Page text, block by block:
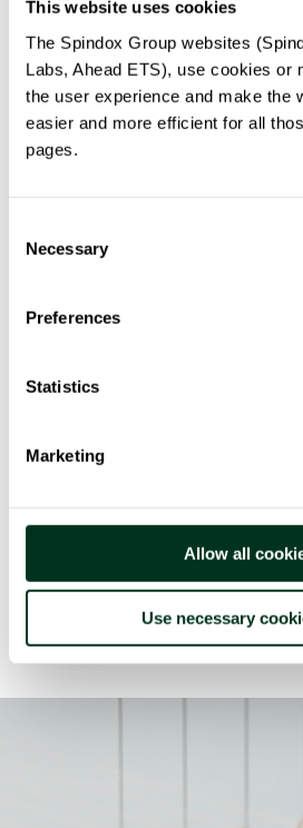
This website uses cookies
The Spindox Group websites
Labs, Ahead ETS), use cookies or
the user experience and make the
easier and more efficient for all
pages.
Selection
Necessary
Preferences
Statistics
Marketing
Allow all
Use necessary
La soluzione realizzata
La soluzione PILOTA è composta
software analitica e collaborativa,
pervasiva è basata su modelli
matematici che integrano logiche
diverse modalità.
L’asse portante della soluzione
Twin, ovvero la modellizzazione
ottimizzato, predittivo e proattivo
allineare le decisioni attravero
personalizzabili a livello
La soluzione comprende infine
continua per prodotti semilavorati